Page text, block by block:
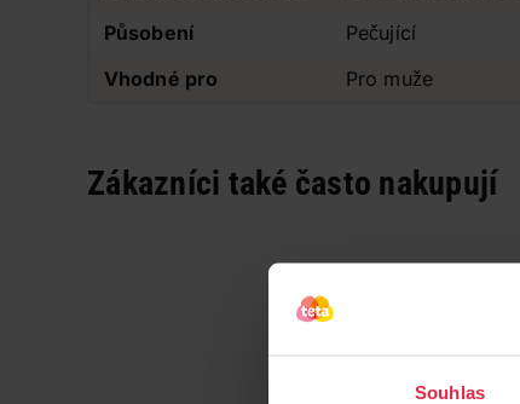
Souhlas
Působení
Pečující
Vhodné pro
Pro muže
Zákazníci také často nakupují